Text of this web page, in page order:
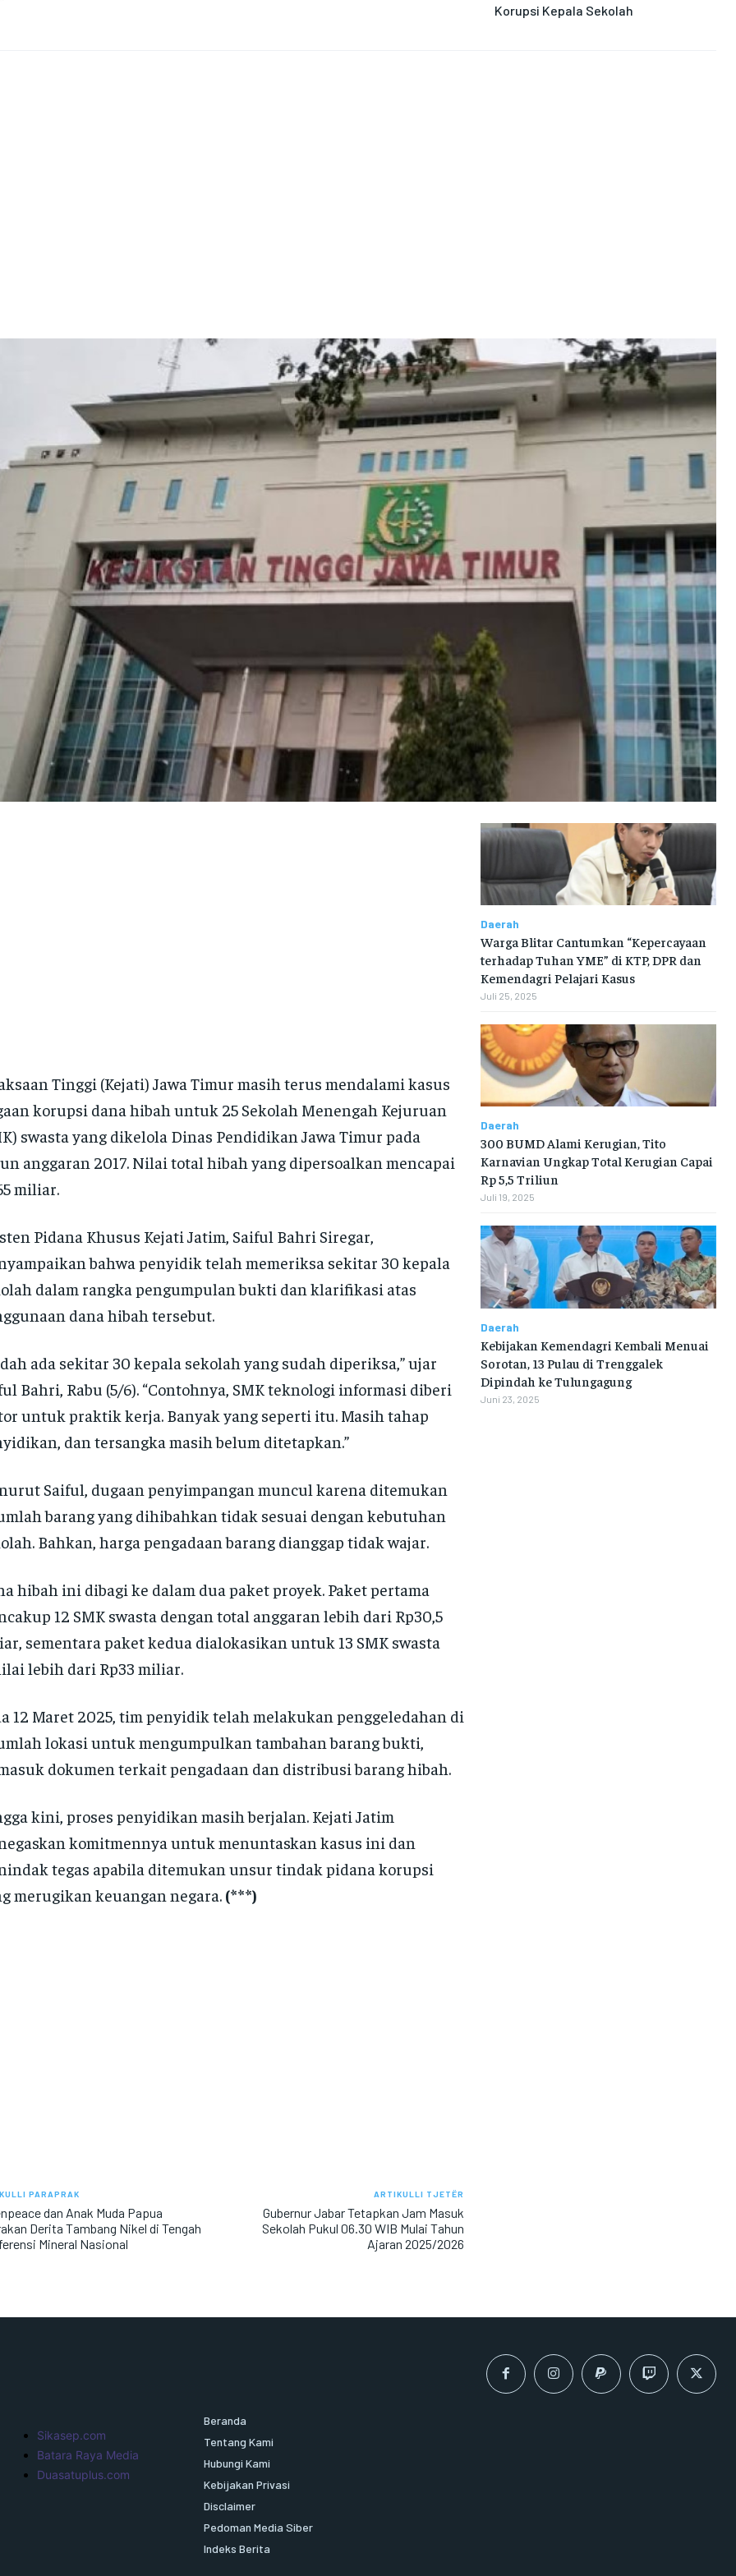
Korupsi Kepala Sekolah
Tinggi (Kejati) Jawa Timur masih terus mendalami kasus
korupsi dana hibah untuk 25 Sekolah Menengah Kejuruan
swasta yang dikelola Dinas Pendidikan Jawa Timur pada
anggaran 2017. Nilai total hibah yang dipersoalkan mencapai
miliar.
Pidana Khusus Kejati Jatim, Saiful Bahri Siregar,
bahwa penyidik telah memeriksa sekitar 30 kepala
dalam rangka pengumpulan bukti dan klarifikasi atas
dana hibah tersebut.
ada sekitar 30 kepala sekolah yang sudah diperiksa,” ujar
Bahri, Rabu (5/6). “Contohnya, SMK teknologi informasi diberi
untuk praktik kerja. Banyak yang seperti itu. Masih tahap
dan tersangka masih belum ditetapkan.”
Saiful, dugaan penyimpangan muncul karena ditemukan
barang yang dihibahkan tidak sesuai dengan kebutuhan
Bahkan, harga pengadaan barang dianggap tidak wajar.
hibah ini dibagi ke dalam dua paket proyek. Paket pertama
12 SMK swasta dengan total anggaran lebih dari Rp30,5
sementara paket kedua dialokasikan untuk 13 SMK swasta
lebih dari Rp33 miliar.
12 Maret 2025, tim penyidik telah melakukan penggeledahan di
lokasi untuk mengumpulkan tambahan barang bukti,
dokumen terkait pengadaan dan distribusi barang hibah.
kini, proses penyidikan masih berjalan. Kejati Jatim
komitmennya untuk menuntaskan kasus ini dan
tegas apabila ditemukan unsur tindak pidana korupsi
merugikan keuangan negara. (***)
PARAPRAK
dan Anak Muda Papua
Derita Tambang Nikel di Tengah
Mineral Nasional
ARTIKULLI TJETËR
Gubernur Jabar Tetapkan Jam Masuk
Sekolah Pukul 06.30 WIB Mulai Tahun
Ajaran 2025/2026
Daerah
Warga Blitar Cantumkan “Kepercayaan
terhadap Tuhan YME” di KTP, DPR dan
Kemendagri Pelajari Kasus
Juli 25, 2025
Daerah
300 BUMD Alami Kerugian, Tito
Karnavian Ungkap Total Kerugian Capai
Rp 5,5 Triliun
Juli 19, 2025
Daerah
Kebijakan Kemendagri Kembali Menuai
Sorotan, 13 Pulau di Trenggalek
Dipindah ke Tulungagung
Juni 23, 2025
Sikasep.com
Batara Raya Media
Duasatuplus.com
Beranda
Tentang Kami
Hubungi Kami
Kebijakan Privasi
Disclaimer
Pedoman Media Siber
Indeks Berita